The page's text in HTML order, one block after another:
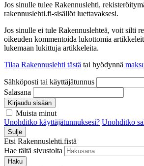
Jos sinulle tulee Rakennuslehti,
rakennuslehti.fi-sisällöt luettavaksesi.
Jos sinulle ei tule Rakennuslehteä, voit silti
oikeuden kommentoida lukottomia
lukemaan lukittuja artikkeleita.
Tilaa Rakennuslehti tästä tai hyödynnä
Sähköposti tai käyttäjätunnus
Salasana
Kirjaudu sisään
Muista minut
Unohditko käyttäjätunnuksesi? Unohditko
Sulje
Etsi Rakennuslehti.fistä
Hae tältä sivustolta
Haku